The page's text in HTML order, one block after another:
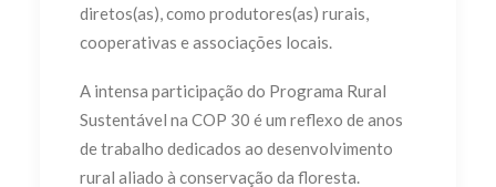
diretos(as), como produtores(as) rurais,
cooperativas e associações locais.
A intensa participação do Programa Rural
Sustentável na COP 30 é um reflexo de anos
de trabalho dedicados ao desenvolvimento
rural aliado à conservação da floresta.